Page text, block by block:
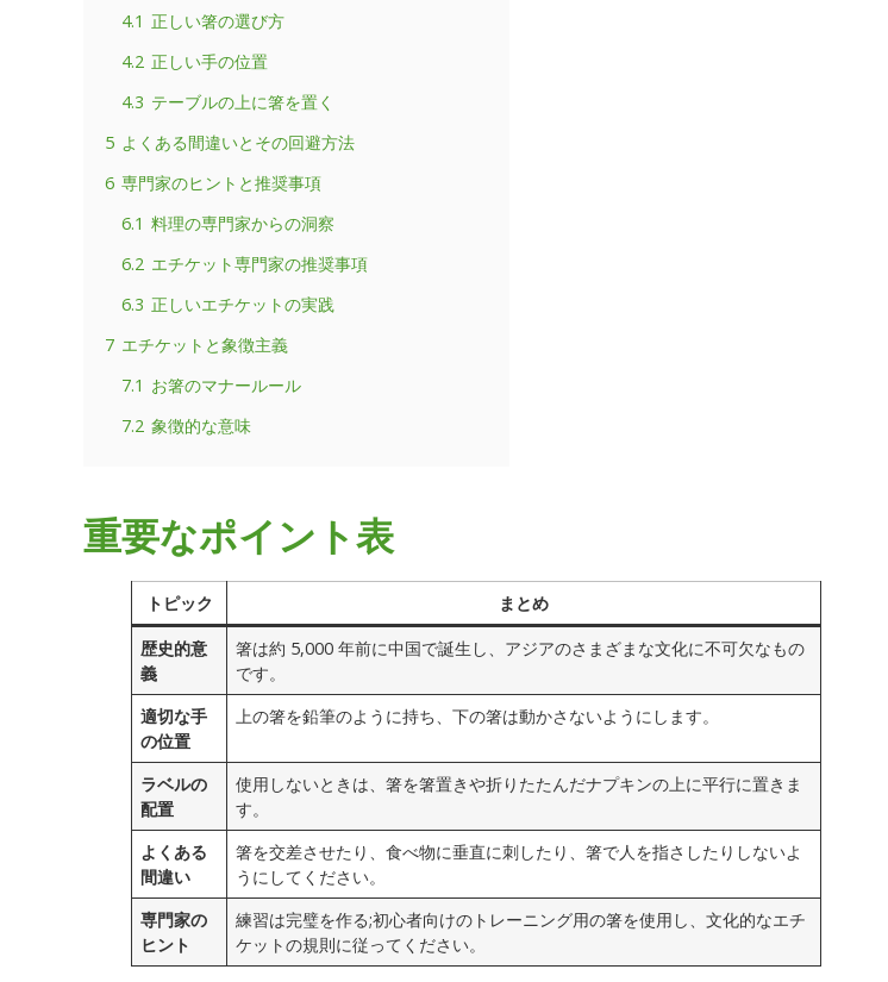
4.1 正しい箸の選び方
4.2 正しい手の位置
4.3 テーブルの上に箸を置く
5 よくある間違いとその回避方法
6 専門家のヒントと推奨事項
6.1 料理の専門家からの洞察
6.2 エチケット専門家の推奨事項
6.3 正しいエチケットの実践
7 エチケットと象徴主義
7.1 お箸のマナールール
7.2 象徴的な意味
重要なポイント表
トピック
まとめ
歴史的意
義
箸は約 5,000 年前に中国で誕生し、アジアのさまざまな文化に不可欠なもの
です。
適切な手
の位置
上の箸を鉛筆のように持ち、下の箸は動かさないようにします。
ラベルの
配置
使用しないときは、箸を箸置きや折りたたんだナプキンの上に平行に置きま
す。
よくある
間違い
箸を交差させたり、食べ物に垂直に刺したり、箸で人を指さしたりしないよ
うにしてください。
専門家の
ヒント
練習は完璧を作る;初心者向けのトレーニング用の箸を使用し、文化的なエチ
ケットの規則に従ってください。